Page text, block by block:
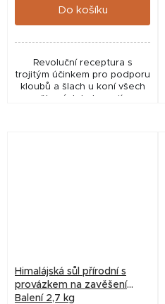
Do košíku
Revoluční receptura s
trojitým účinkem pro podporu
kloubů a šlach u koní všech
Himalájská sůl přírodní s
provázkem na zavěšení
Balení 2,7 kg